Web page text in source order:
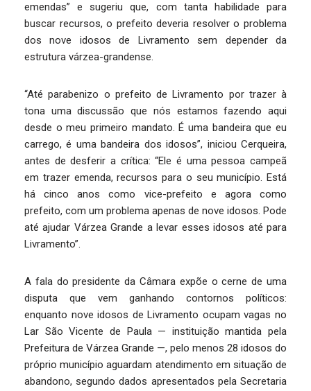
emendas” e sugeriu que, com tanta habilidade para
buscar recursos, o prefeito deveria resolver o problema
dos nove idosos de Livramento sem depender da
estrutura várzea-grandense.
“Até parabenizo o prefeito de Livramento por trazer à
tona uma discussão que nós estamos fazendo aqui
desde o meu primeiro mandato. É uma bandeira que eu
carrego, é uma bandeira dos idosos”, iniciou Cerqueira,
antes de desferir a crítica: “Ele é uma pessoa campeã
em trazer emenda, recursos para o seu município. Está
há cinco anos como vice-prefeito e agora como
prefeito, com um problema apenas de nove idosos. Pode
até ajudar Várzea Grande a levar esses idosos até para
Livramento”.
A fala do presidente da Câmara expõe o cerne de uma
disputa que vem ganhando contornos políticos:
enquanto nove idosos de Livramento ocupam vagas no
Lar São Vicente de Paula — instituição mantida pela
Prefeitura de Várzea Grande —, pelo menos 28 idosos do
próprio município aguardam atendimento em situação de
abandono, segundo dados apresentados pela Secretaria